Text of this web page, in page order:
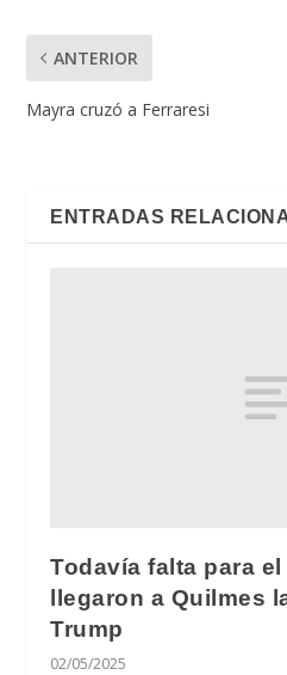
ANTERIOR
Mayra cruzó a Ferraresi
ENTRADAS
Todavía falta para
llegaron a Quilmes
Trump
02/05/2025